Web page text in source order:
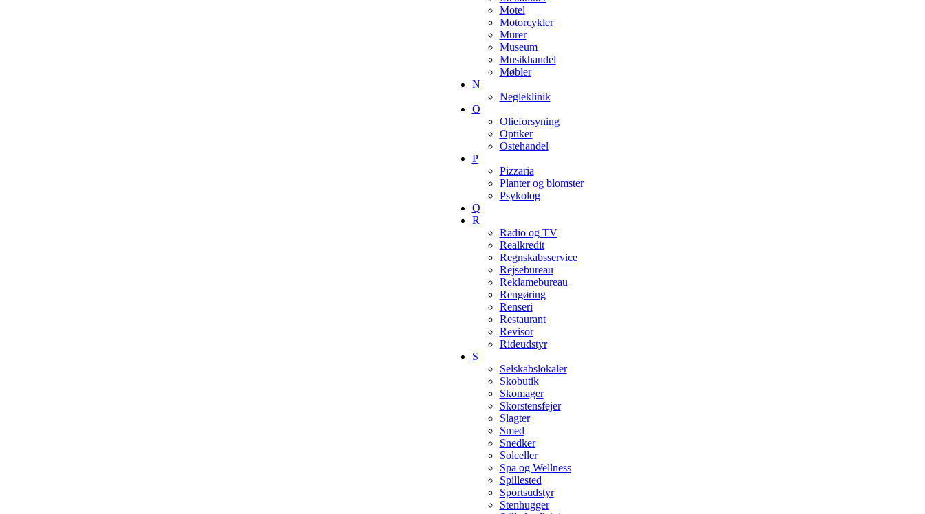
Motel
Motorcykler
Murer
Museum
Musikhandel
Møbler
N
Negleklinik
O
Olieforsyning
Optiker
Ostehandel
P
Pizzaria
Planter og blomster
Psykolog
Q
R
Radio og TV
Realkredit
Regnskabsservice
Rejsebureau
Reklamebureau
Rengøring
Renseri
Restaurant
Revisor
Rideudstyr
S
Selskabslokaler
Skobutik
Skomager
Skorstensfejer
Slagter
Smed
Snedker
Solceller
Spa og Wellness
Spillested
Sportsudstyr
Stenhugger